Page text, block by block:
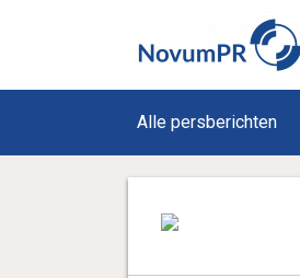
Alle persberichten